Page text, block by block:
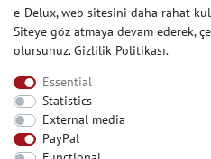
e-Delux, web sitesini daha rahat
Siteye göz atmaya devam ederek,
olursunuz.Gizlilik Politikası.
Essential
Statistics
External media
PayPal